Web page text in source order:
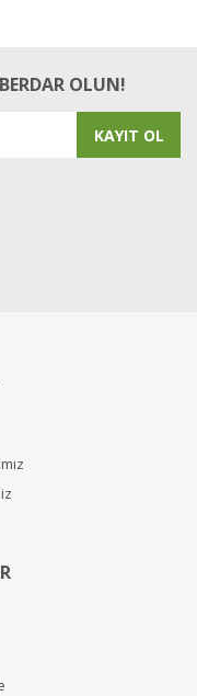
OLUN!
KAYIT OL